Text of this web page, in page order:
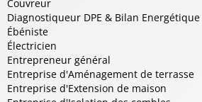
Couvreur
Diagnostiqueur DPE & Bilan Energétique
Ébéniste
Électricien
Entrepreneur général
Entreprise d'Aménagement de terrasse
Entreprise d'Extension de maison